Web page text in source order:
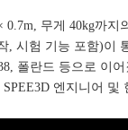
0.7m, 무게 40kg까지
, 시험 기능 포함)이
폴란드 등으로 이
엔지니어 및